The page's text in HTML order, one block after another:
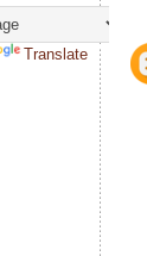
Translate